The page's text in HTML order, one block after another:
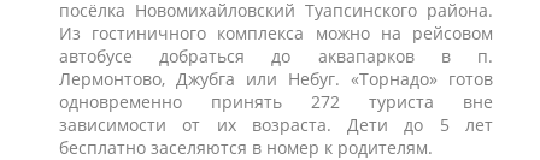
посёлка Новомихайловский Туапсинского района.
Из гостиничного комплекса можно на рейсовом
автобусе добраться до аквапарков в п.
Лермонтово, Джубга или Небуг. «Торнадо» готов
одновременно принять 272 туриста вне
зависимости от их возраста. Дети до 5 лет
бесплатно заселяются в номер к родителям.